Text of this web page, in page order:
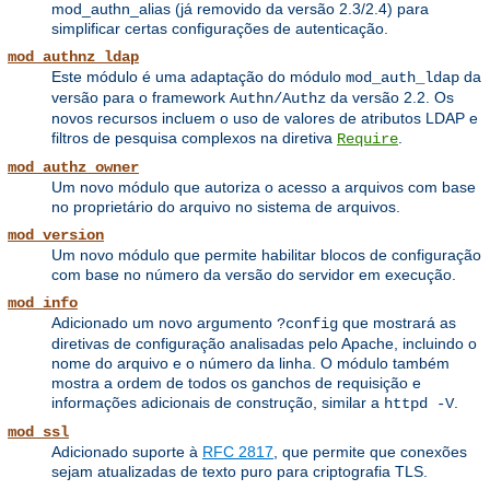
mod_authn_alias (já removido da versão 2.3/2.4) para
simplificar certas configurações de autenticação.
mod_authnz_ldap
Este módulo é uma adaptação do módulo mod_auth_ldap da
versão para o framework Authn/Authz da versão 2.2. Os
novos recursos incluem o uso de valores de atributos LDAP e
filtros de pesquisa complexos na diretiva Require.
mod_authz_owner
Um novo módulo que autoriza o acesso a arquivos com base
no proprietário do arquivo no sistema de arquivos.
mod_version
Um novo módulo que permite habilitar blocos de configuração
com base no número da versão do servidor em execução.
mod_info
Adicionado um novo argumento ?config que mostrará as
diretivas de configuração analisadas pelo Apache, incluindo o
nome do arquivo e o número da linha. O módulo também
mostra a ordem de todos os ganchos de requisição e
informações adicionais de construção, similar a httpd -V.
mod_ssl
Adicionado suporte à RFC 2817, que permite que conexões
sejam atualizadas de texto puro para criptografia TLS.